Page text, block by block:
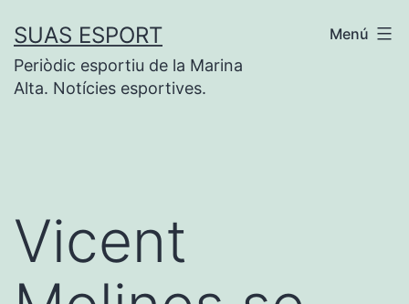
contenido
SUAS ESPORT
Periòdic esportiu de la Marina
Alta. Notícies esportives.
Menú
Vicent